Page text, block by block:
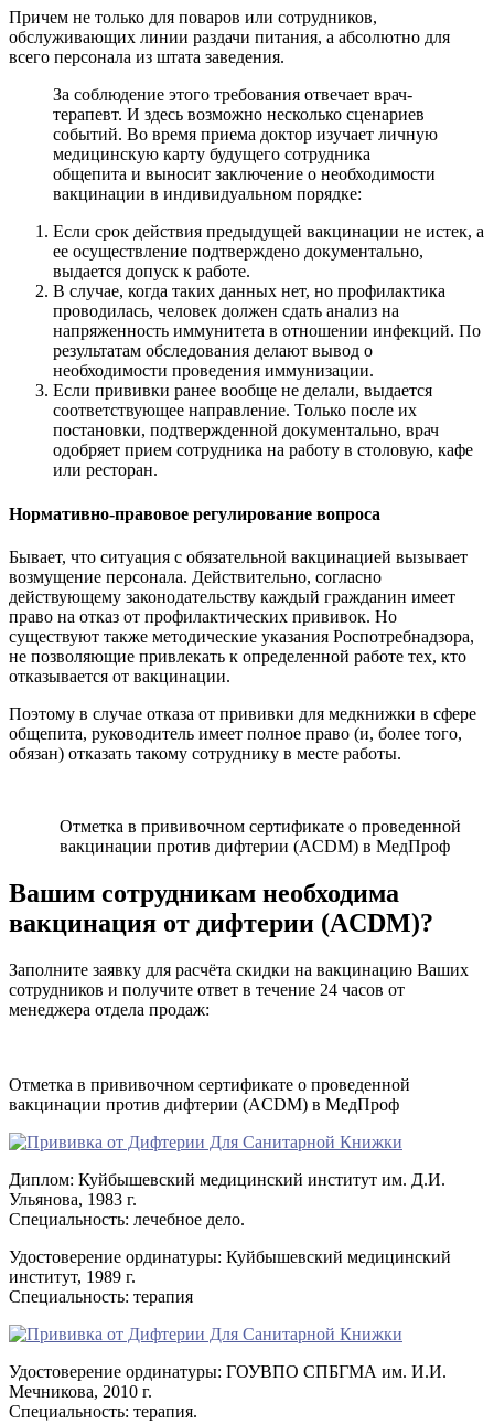
Причем не только для поваров или сотрудников,
обслуживающих линии раздачи питания, а абсолютно для
всего персонала из штата заведения.
За соблюдение этого требования отвечает врач-
терапевт. И здесь возможно несколько сценариев
событий. Во время приема доктор изучает личную
медицинскую карту будущего сотрудника
общепита и выносит заключение о необходимости
вакцинации в индивидуальном порядке:
Если срок действия предыдущей вакцинации не истек, а
ее осуществление подтверждено документально,
выдается допуск к работе.
В случае, когда таких данных нет, но профилактика
проводилась, человек должен сдать анализ на
напряженность иммунитета в отношении инфекций. По
результатам обследования делают вывод о
необходимости проведения иммунизации.
Если прививки ранее вообще не делали, выдается
соответствующее направление. Только после их
постановки, подтвержденной документально, врач
одобряет прием сотрудника на работу в столовую, кафе
или ресторан.
Нормативно-правовое регулирование вопроса
Бывает, что ситуация с обязательной вакцинацией вызывает
возмущение персонала. Действительно, согласно
действующему законодательству каждый гражданин имеет
право на отказ от профилактических прививок. Но
существуют также методические указания Роспотребнадзора,
не позволяющие привлекать к определенной работе тех, кто
отказывается от вакцинации.
Поэтому в случае отказа от прививки для медкнижки в сфере
общепита, руководитель имеет полное право (и, более того,
обязан) отказать такому сотруднику в месте работы.
Отметка в прививочном сертификате о проведенной
вакцинации против дифтерии (ACDM) в МедПроф
Вашим сотрудникам необходима
вакцинация от дифтерии (ACDM)?
Заполните заявку для расчёта скидки на вакцинацию Ваших
сотрудников и получите ответ в течение 24 часов от
менеджера отдела продаж:
Отметка в прививочном сертификате о проведенной
вакцинации против дифтерии (ACDM) в МедПроф
Диплом: Куйбышевский медицинский институт им. Д.И.
Ульянова, 1983 г.
Специальность: лечебное дело.
Удостоверение ординатуры: Куйбышевский медицинский
институт, 1989 г.
Специальность: терапия
Удостоверение ординатуры: ГОУВПО СПБГМА им. И.И.
Мечникова, 2010 г.
Специальность: терапия.